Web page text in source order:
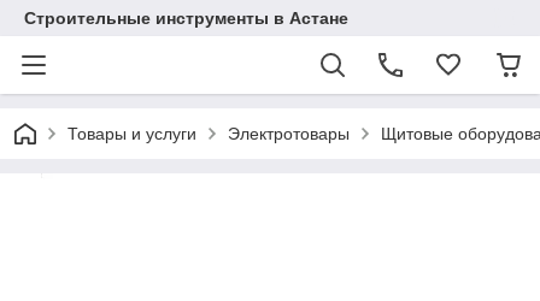
Строительные инструменты в Астане
Товары и услуги Электротовары Щитовые